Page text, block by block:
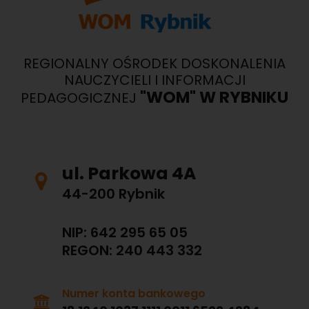
REGIONALNY OŚRODEK DOSKONALENIA
NAUCZYCIELI I INFORMACJI
PEDAGOGICZNEJ "WOM" W RYBNIKU
ul. Parkowa 4A
44-200 Rybnik
NIP: 642 295 65 05
REGON: 240 443 332
Numer konta bankowego